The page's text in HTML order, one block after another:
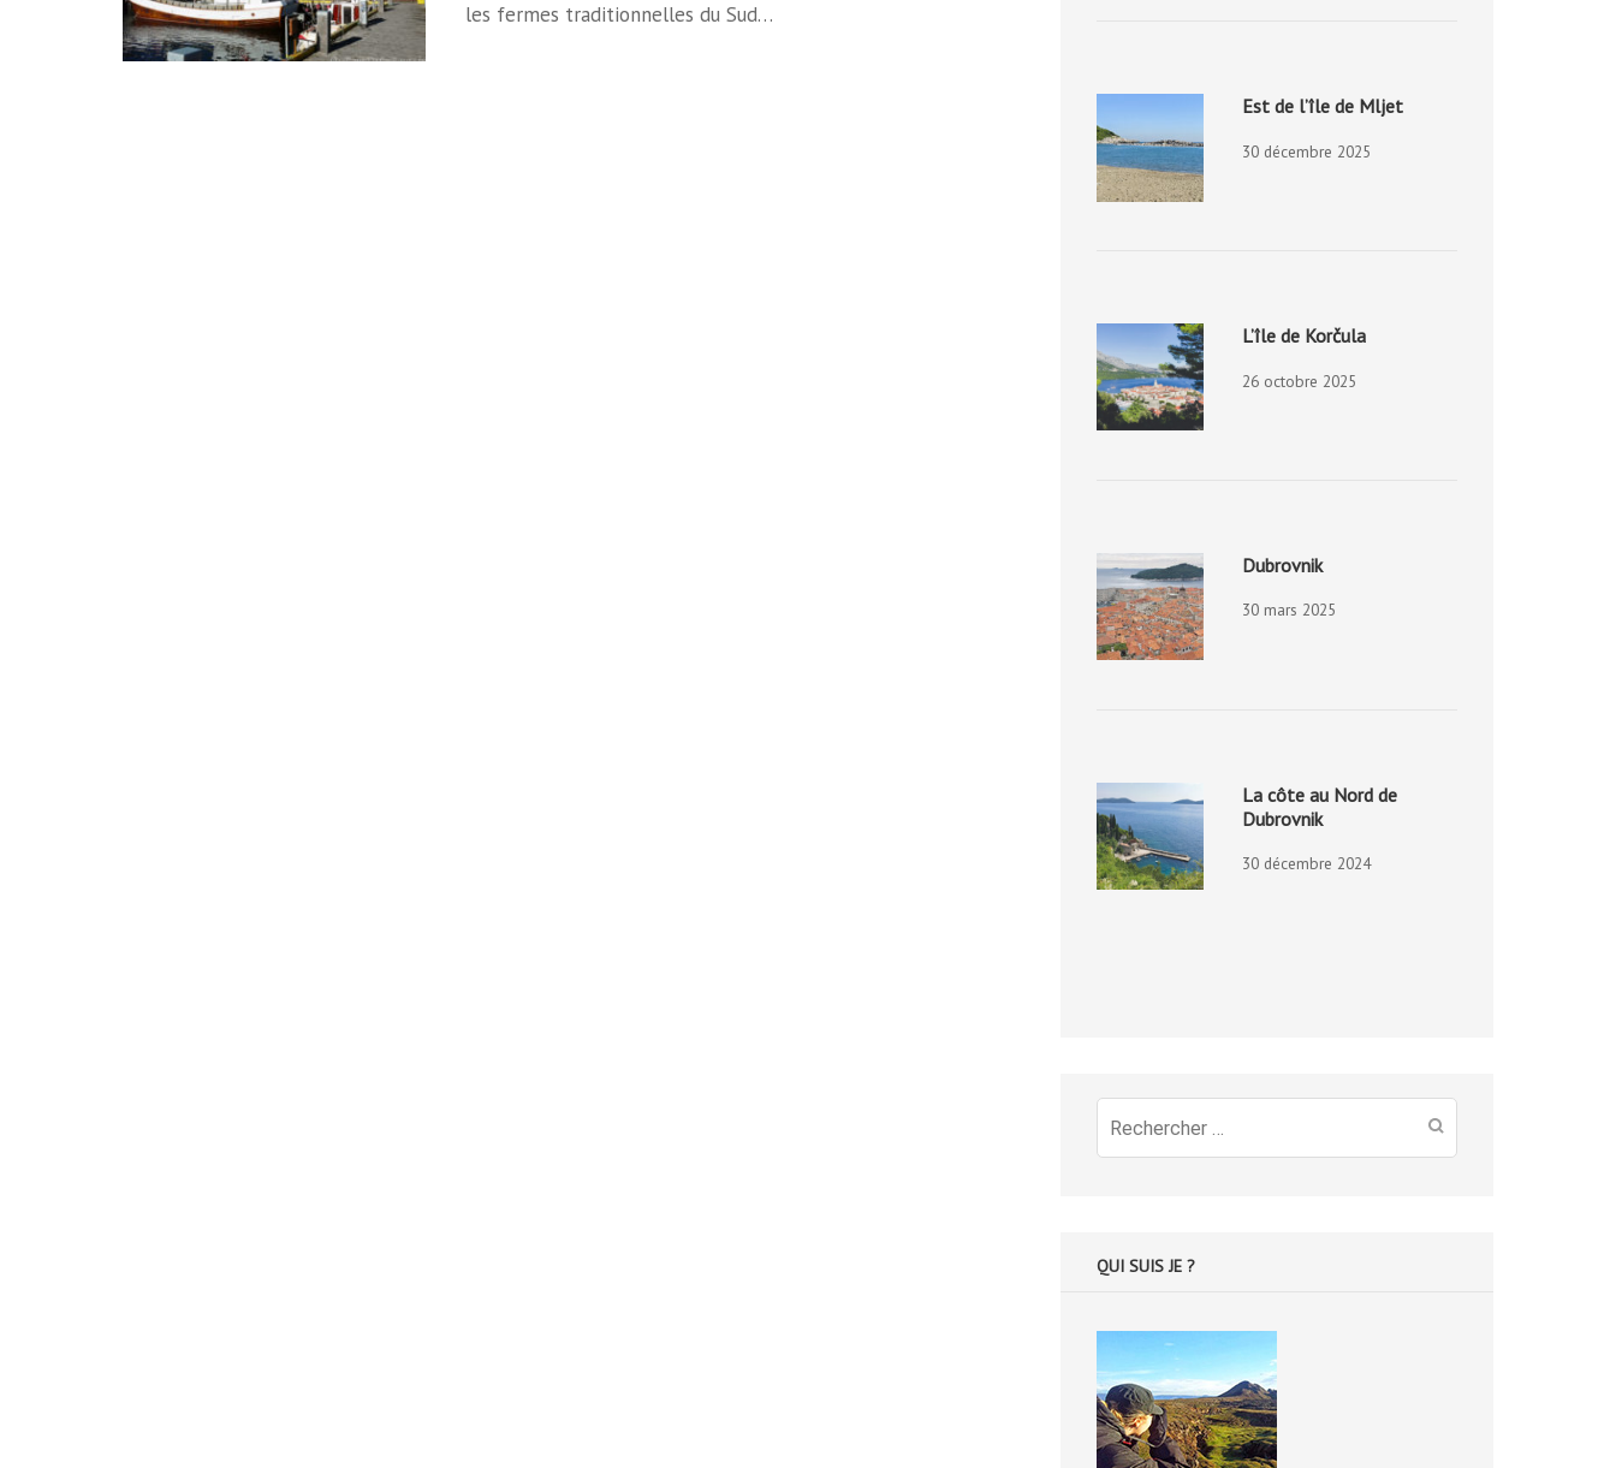
les fermes traditionnelles du Sud…
Est de l’île de Mljet
30 décembre 2025
L’île de Korčula
26 octobre 2025
Dubrovnik
30 mars 2025
La côte au Nord de
Dubrovnik
30 décembre 2024
Recherche
pour
QUI SUIS JE ?